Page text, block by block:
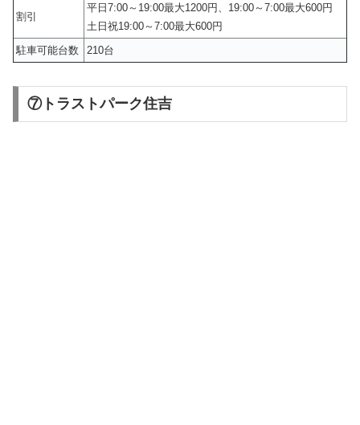
割引
平日7:00～19:00最大1200円、19:00～7:00最大600円
土日祝19:00～7:00最大600円
駐車可能台数
210台
⑦トラストパーク住吉